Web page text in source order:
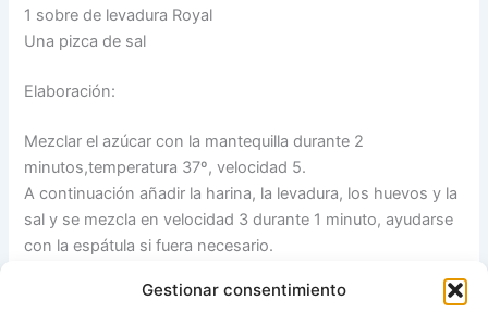
Gestionar consentimiento
1 sobre de levadura Royal
Una pizca de sal
Elaboración:
Mezclar el azúcar con la mantequilla durante 2
minutos,temperatura 37º, velocidad 5.
A continuación añadir la harina, la levadura, los huevos y la
sal y se mezcla en velocidad 3 durante 1 minuto, ayudarse
con la espátula si fuera necesario.